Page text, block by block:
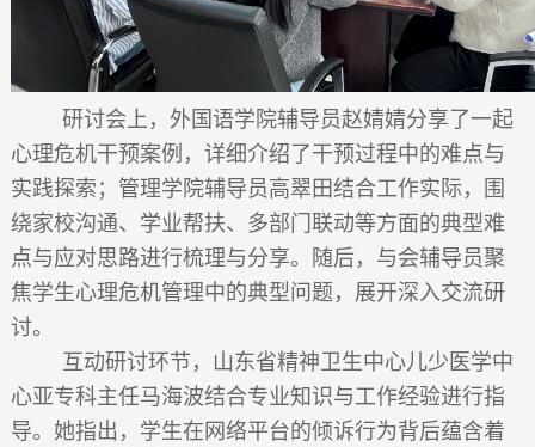
研讨会上，外国语学院辅导员赵婧婧分享了一起
心理危机干预案例，详细介绍了干预过程中的难点与
实践探索；管理学院辅导员高翠田结合工作实际，围
绕家校沟通、学业帮扶、多部门联动等方面的典型难
点与应对思路进行梳理与分享。随后，与会辅导员聚
焦学生心理危机管理中的典型问题，展开深入交流研
讨。
互动研讨环节，山东省精神卫生中心儿少医学中
心亚专科主任马海波结合专业知识与工作经验进行指
导。她指出，学生在网络平台的倾诉行为背后蕴含着